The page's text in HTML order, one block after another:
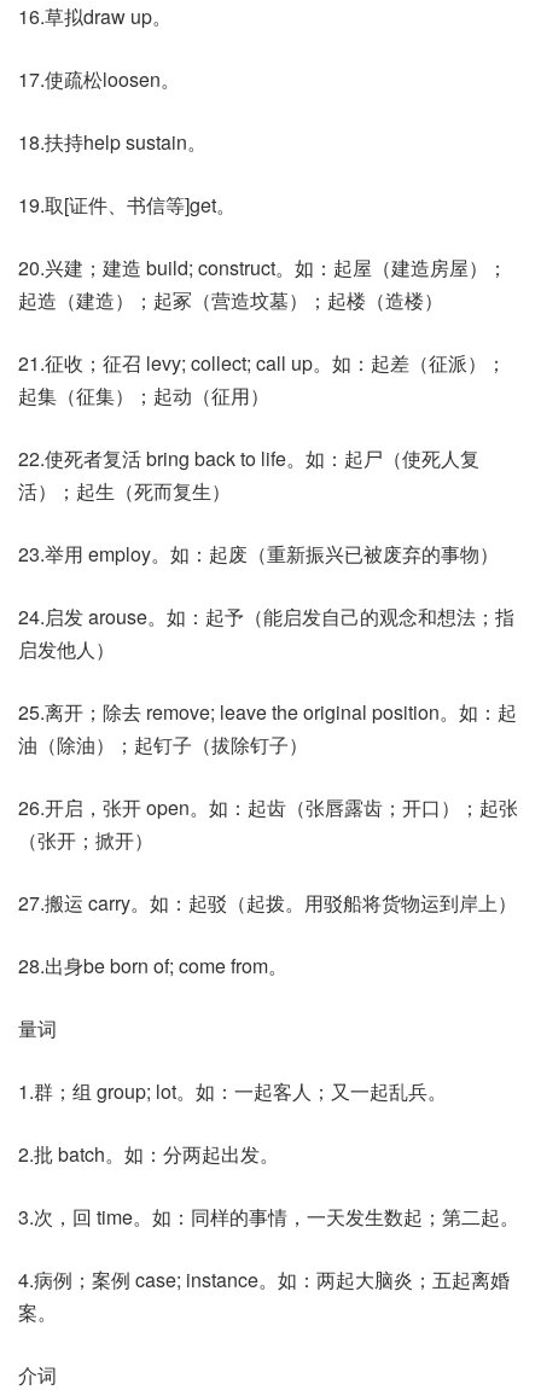
16.草拟draw up。
17.使疏松loosen。
18.扶持help sustain。
19.取[证件、书信等]get。
20.兴建；建造 build; construct。如：起屋（建造房屋）；
起造（建造）；起冢（营造坟墓）；起楼（造楼）
21.征收；征召 levy; collect; call up。如：起差（征派）；
起集（征集）；起动（征用）
22.使死者复活 bring back to life。如：起尸（使死人复
活）；起生（死而复生）
23.举用 employ。如：起废（重新振兴已被废弃的事物）
24.启发 arouse。如：起予（能启发自己的观念和想法；指
启发他人）
25.离开；除去 remove; leave the original position。如：起
油（除油）；起钉子（拔除钉子）
26.开启，张开 open。如：起齿（张唇露齿；开口）；起张
（张开；掀开）
27.搬运 carry。如：起驳（起拨。用驳船将货物运到岸上）
28.出身be born of; come from。
量词
1.群；组 group; lot。如：一起客人；又一起乱兵。
2.批 batch。如：分两起出发。
3.次，回 time。如：同样的事情，一天发生数起；第二起。
4.病例；案例 case; instance。如：两起大脑炎；五起离婚
案。
介词